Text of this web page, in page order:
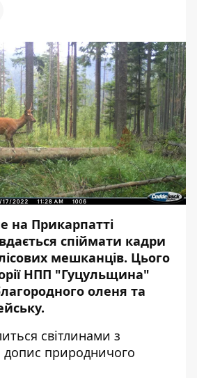
на Прикарпатті
спіймати кадри
мешканців. Цього
НПП "Гуцульщина"
оленя та
світлинами з
допис природничого